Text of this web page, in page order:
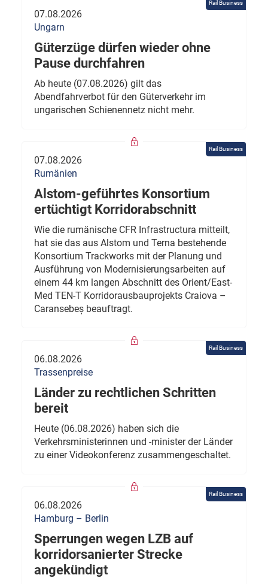
Rail Business
07.08.2026
Ungarn
Güterzüge dürfen wieder ohne
Pause durchfahren
Ab heute (07.08.2026) gilt das
Abendfahrverbot für den Güterverkehr im
ungarischen Schienennetz nicht mehr.
Rail Business
07.08.2026
Rumänien
Alstom-geführtes Konsortium
ertüchtigt Korridorabschnitt
Wie die rumänische CFR Infrastructura mitteilt,
hat sie das aus Alstom und Terna bestehende
Konsortium Trackworks mit der Planung und
Ausführung von Modernisierungsarbeiten auf
einem 44 km langen Abschnitt des Orient/East-
Med TEN-T Korridorausbauprojekts Craiova –
Caransebeș beauftragt.
Rail Business
06.08.2026
Trassenpreise
Länder zu rechtlichen Schritten
bereit
Heute (06.08.2026) haben sich die
Verkehrsministerinnen und -minister der Länder
zu einer Videokonferenz zusammengeschaltet.
Rail Business
06.08.2026
Hamburg – Berlin
Sperrungen wegen LZB auf
korridorsanierter Strecke
angekündigt